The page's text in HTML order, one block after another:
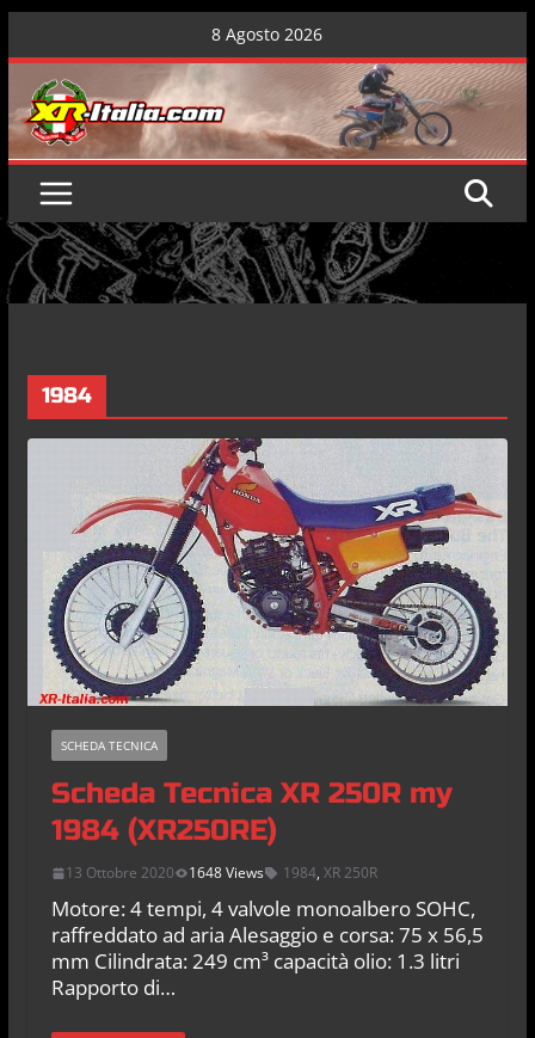
content
8 Agosto 2026
1984
SCHEDA TECNICA
Scheda Tecnica XR 250R my
1984 (XR250RE)
13 Ottobre 2020 1648 Views 1984, XR 250R
Motore: 4 tempi, 4 valvole monoalbero SOHC,
raffreddato ad aria Alesaggio e corsa: 75 x 56,5
mm Cilindrata: 249 cm³ capacità olio: 1.3 litri
Rapporto di…